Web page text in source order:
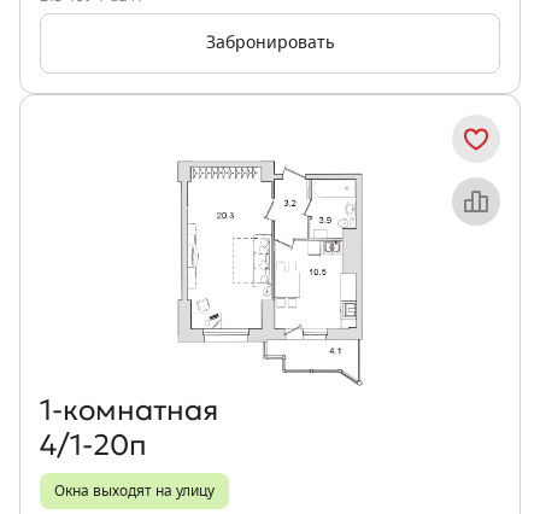
Забронировать
Объект месяца
1‑комнатная
4/1-20п
Окна выходят на улицу